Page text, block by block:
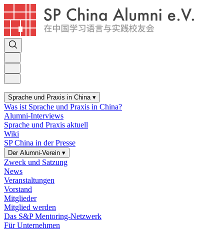
Sprache und Praxis in China ▾
Was ist Sprache und Praxis in China?
Alumni-Interviews
Sprache und Praxis aktuell
Wiki
SP China in der Presse
Der Alumni-Verein ▾
Zweck und Satzung
News
Veranstaltungen
Vorstand
Mitglieder
Mitglied werden
Das S&P Mentoring-Netzwerk
Für Unternehmen